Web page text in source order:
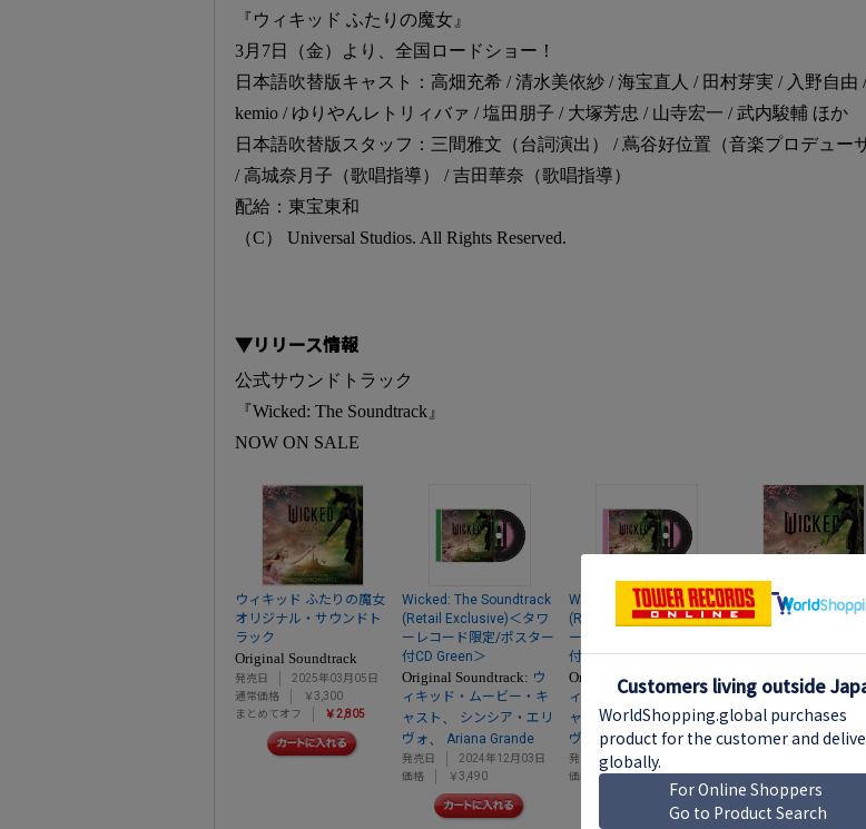
『ウィキッド ふたりの魔女』
3月7日（金）より、全国ロードショー！
日本語吹替版キャスト：高畑充希 / 清水美依紗 / 海宝直人 / 田村芽実 / 入野自由 /
kemio / ゆりやんレトリィバァ / 塩田朋子 / 大塚芳忠 / 山寺宏一 / 武内駿輔 ほか
日本語吹替版スタッフ：三間雅文（台詞演出） / 蔦谷好位置（音楽プロデュー
/ 高城奈月子（歌唱指導） / 吉田華奈（歌唱指導）
配給：東宝東和
（C） Universal Studios. All Rights Reserved.
▼リリース情報
公式サウンドトラック
『Wicked: The Soundtrack』
NOW ON SALE
ウィキッド ふたりの魔女
オリジナル・サウンドト
ラック
Original Soundtrack
発売日
2025年03月05日
通常価格
￥3,300
まとめてオフ
￥2,805
Wicked: The Soundtrack
(Retail Exclusive)＜タワ
ーレコード限定/ポスター
付CD Green＞
Original Soundtrack: ウ
ィキッド・ムービー・キ
ャスト 、
シンシア・エリ
ヴォ、 Ariana Grande
発売日
2024年12月03日
価格
￥3,490
Wicked: The Soundtrack
(Retail Exclusive)＜タワ
ーレコード限定/ポスター
付CD Pink＞
Original Soundtrack:
ィキッド・ムービー・キ
ャスト、シンシア・エリ
ヴォ
、Ariana Grande
発売日
2024年12月03日
価格
￥3,490
Wicked: The
Original Soundtrack:
ヴォ 、Ariana
発売日
2024年12月02
価格
￥7,390